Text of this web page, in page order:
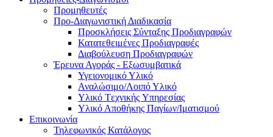
Προμηθευτές
Προ-Διαγωνιστική Διαδικασία
Προσκλήσεις Σύνταξης Προδιαγραφών
Κατατεθειμένες Προδιαγραφές
Διαβούλευση Προδιαγραφών
Έρευνα Αγοράς - Εξωσυμβατικά
Υγειονομικό Υλικό
Αναλώσιμο/Λοιπό Υλικό
Υλικό Tεχνικής Yπηρεσίας
Υλικό Αποθήκης Παγίων/Ιματισμού
Επικοινωνία
Τηλεφωνικός Κατάλογος